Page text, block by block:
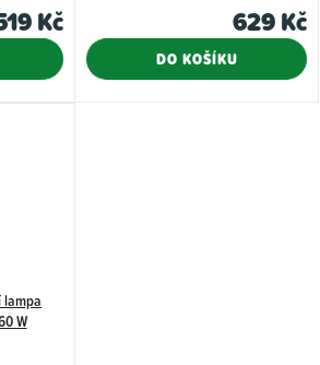
Kč 629 Kč
DO KOŠÍKU
lampa
W